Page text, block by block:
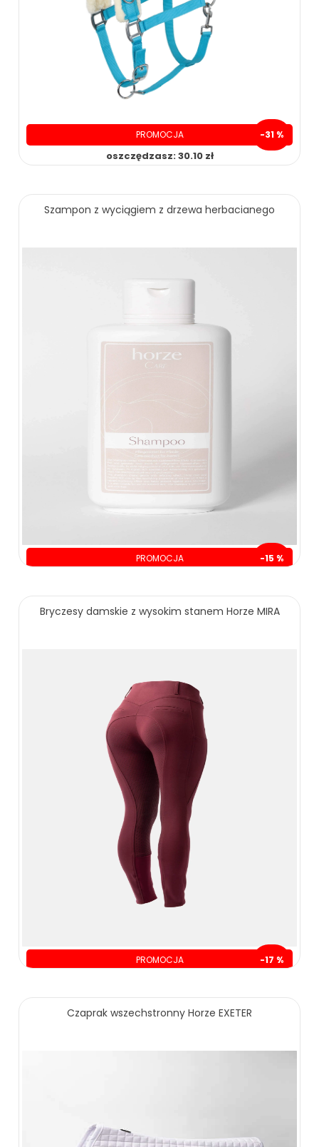
PROMOCJA -31 %
oszczędzasz: 30.10 zł
Szampon z wyciągiem z drzewa herbacianego
PROMOCJA -15 %
59.00 zł 69.00 zł
Bryczesy damskie z wysokim stanem Horze MIRA
PROMOCJA -17 %
Czaprak wszechstronny Horze EXETER